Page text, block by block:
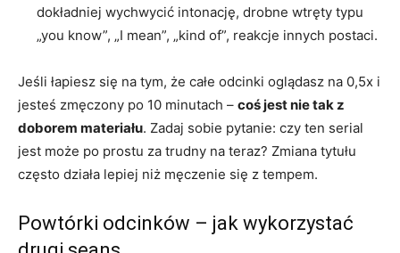
dokładniej wychwycić intonację, drobne wtręty typu
„you know”, „I mean”, „kind of”, reakcje innych postaci.
Jeśli łapiesz się na tym, że całe odcinki oglądasz na 0,5x i
jesteś zmęczony po 10 minutach – coś jest nie tak z
doborem materiału. Zadaj sobie pytanie: czy ten serial
jest może po prostu za trudny na teraz? Zmiana tytułu
często działa lepiej niż męczenie się z tempem.
Powtórki odcinków – jak wykorzystać